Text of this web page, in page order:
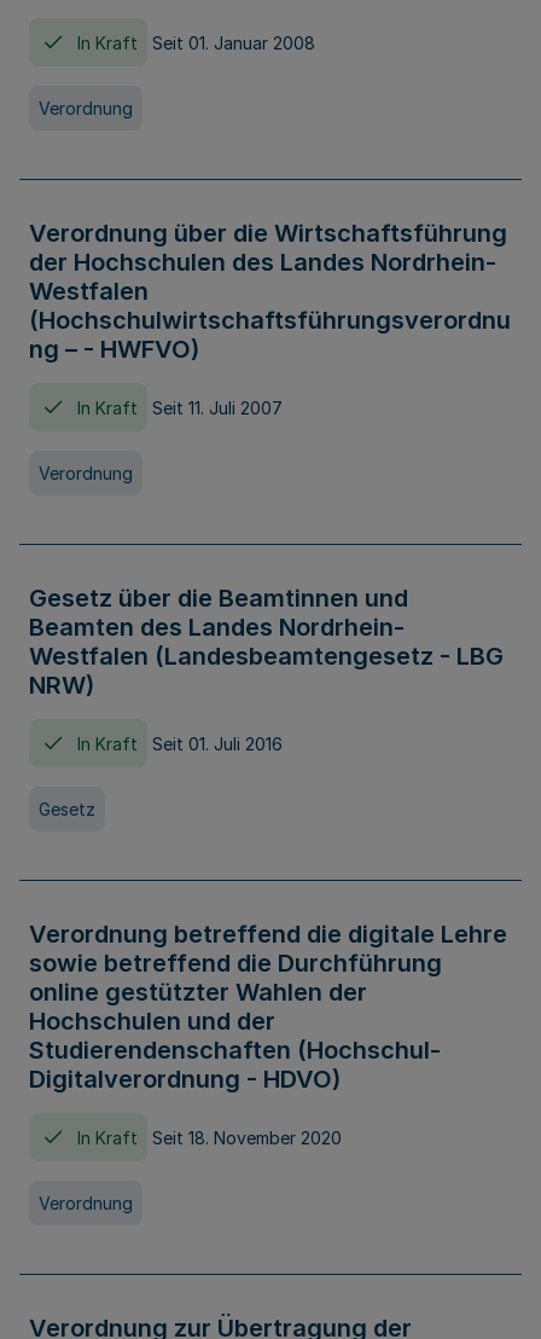
In Kraft Seit 01. Januar 2008
Verordnung
Verordnung über die Wirtschaftsführung
der Hochschulen des Landes Nordrhein-
Westfalen
(Hochschulwirtschaftsführungsverordnu
ng – - HWFVO)
In Kraft Seit 11. Juli 2007
Verordnung
Gesetz über die Beamtinnen und
Beamten des Landes Nordrhein-
Westfalen (Landesbeamtengesetz - LBG
NRW)
In Kraft Seit 01. Juli 2016
Gesetz
Verordnung betreffend die digitale Lehre
sowie betreffend die Durchführung
online gestützter Wahlen der
Hochschulen und der
Studierendenschaften (Hochschul-
Digitalverordnung - HDVO)
In Kraft Seit 18. November 2020
Verordnung
Verordnung zur Übertragung der